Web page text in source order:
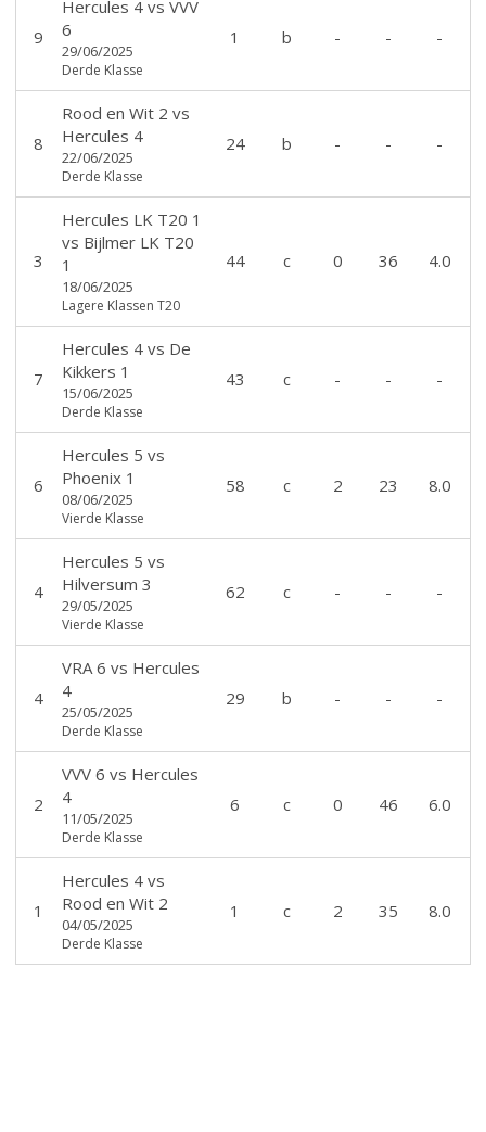
9
Hercules 4vs VVV
6
29/06/2025
Derde Klasse
1 b - - -
8
Rood en Wit 2 vs
Hercules 4
22/06/2025
Derde Klasse
24 b - - -
3
Hercules LK T20 1
vs Bijlmer LK T20
1
18/06/2025
Lagere Klassen T20
44 c 0 36 4.0
7
Hercules 4vs De
Kikkers 1
15/06/2025
Derde Klasse
43 c - - -
6
Hercules 5 vs
Phoenix 1
08/06/2025
Vierde Klasse
58 c 2 23 8.0
4
Hercules 5 vs
Hilversum 3
29/05/2025
Vierde Klasse
62 c - - -
4
VRA 6 vs Hercules
4
25/05/2025
Derde Klasse
29 b - - -
2
VVV 6 vs Hercules
4
11/05/2025
Derde Klasse
6 c 0 46 6.0
1
Hercules 4vs
Rood en Wit 2
04/05/2025
Derde Klasse
1 c 2 35 8.0